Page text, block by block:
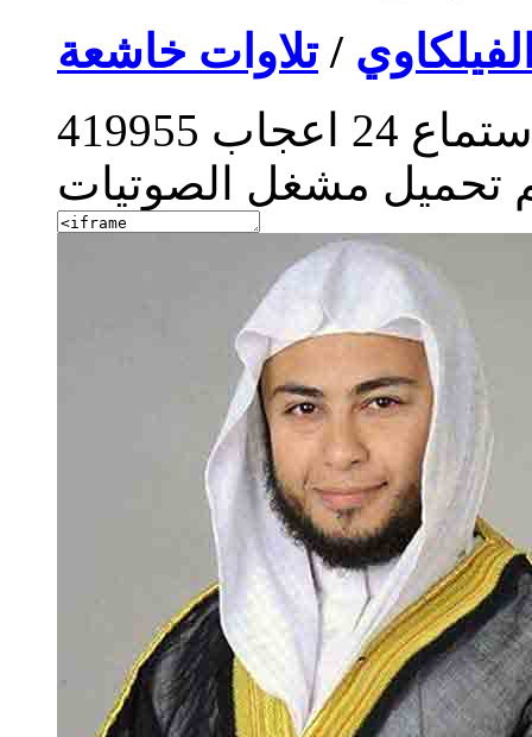
/تلاوات خاشعة
419955
24 اعجاب
تحميل مشغل الصوتيات